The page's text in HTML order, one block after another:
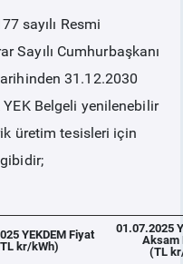
sayılı Resmi
Sayılı Cumhurbaşkanı
31.12.2030
Belgeli yenilenebilir
üretim tesisleri için
YEKDEM Fiyat
kr/kWh)
01.07.2025
Aksam
(TL